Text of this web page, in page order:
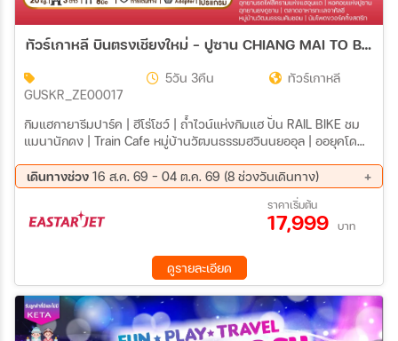
ทัวร์เกาหลี บินตรงเชียงใหม่ - ปูซาน CHIANG MAI TO BUSAN SEA SAND BREEZE 5วัน 3คืน (ZE,7C)
GUSKR_ZE00017
5วัน 3คืน ทัวร์เกาหลี
กิมแฮกายารีมปาร์ค | ฮีโร่โชว์ | ถ้ำไวน์แห่งกิมแฮ ปั่น RAIL BIKE ชม
แมนานักดง | Train Cafe หมู่บ้านวัฒนธรรมฮวินนยออุล | ออยุคโด
ครามแห่งแฮอุนแด | หอคอยแห่งปูซาน อุทยานยงดูซาน | ตลาดอาหาร
ทะเลจากัลชี หมู่บ้านวัฒนธรรมคัมชอน | นัมโพดงวอร์คกิ้งสตรีท
เดินทางช่วง 16 ส.ค. 69 - 04 ต.ค. 69 (8 ช่วงวันเดินทาง)
23 ส.ค. 69 - 27 ส.ค. 69
30 ส.ค. 69 - 03 ก.ย. 69
04 ก.ย. 69 - 08 ก.ย. 69
18 ก.ย. 69 - 22 ก.ย. 69
30 ก.ย. 69 - 04 ต.ค. 69
ราคาเริ่มต้น
17,999 บาท
ดูรายละเอียด